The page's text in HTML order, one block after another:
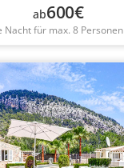
ab600€
Nacht für max. 8 Personen